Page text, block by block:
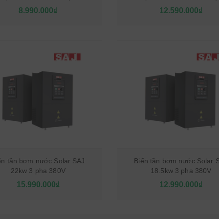
8.990.000₫ 12.590.000₫
tần bơm nước Solar SAJ
22kw 3 pha 380V
15.990.000₫
Biến tần bơm nước Solar
18.5kw 3 pha 380V
12.990.000₫